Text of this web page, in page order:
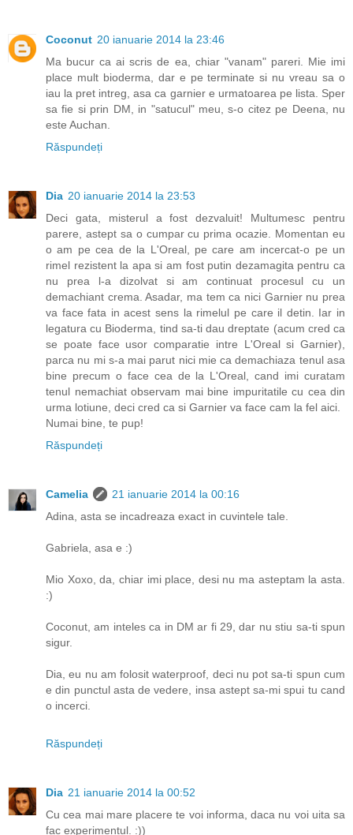
Coconut 20 ianuarie 2014 la 23:46
Ma bucur ca ai scris de ea, chiar "vanam" pareri. Mie imi
place mult bioderma, dar e pe terminate si nu vreau sa o
iau la pret intreg, asa ca garnier e urmatoarea pe lista. Sper
sa fie si prin DM, in "satucul" meu, s-o citez pe Deena, nu
este Auchan.
Răspundeți
Dia 20 ianuarie 2014 la 23:53
Deci gata, misterul a fost dezvaluit! Multumesc pentru
parere, astept sa o cumpar cu prima ocazie. Momentan eu
o am pe cea de la L'Oreal, pe care am incercat-o pe un
rimel rezistent la apa si am fost putin dezamagita pentru ca
nu prea l-a dizolvat si am continuat procesul cu un
demachiant crema. Asadar, ma tem ca nici Garnier nu prea
va face fata in acest sens la rimelul pe care il detin. Iar in
legatura cu Bioderma, tind sa-ti dau dreptate (acum cred ca
se poate face usor comparatie intre L'Oreal si Garnier),
parca nu mi s-a mai parut nici mie ca demachiaza tenul asa
bine precum o face cea de la L'Oreal, cand imi curatam
tenul nemachiat observam mai bine impuritatile cu cea din
urma lotiune, deci cred ca si Garnier va face cam la fel aici.
Numai bine, te pup!
Răspundeți
Camelia
21 ianuarie 2014 la 00:16
Adina, asta se incadreaza exact in cuvintele tale.
Gabriela, asa e :)
Mio Xoxo, da, chiar imi place, desi nu ma asteptam la asta.
:)
Coconut, am inteles ca in DM ar fi 29, dar nu stiu sa-ti spun
sigur.
Dia, eu nu am folosit waterproof, deci nu pot sa-ti spun cum
e din punctul asta de vedere, insa astept sa-mi spui tu cand
o incerci.
Răspundeți
Dia 21 ianuarie 2014 la 00:52
Cu cea mai mare placere te voi informa, daca nu voi uita sa
fac experimentul. :))